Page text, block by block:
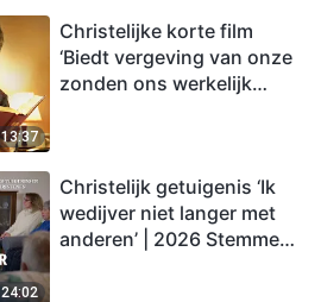
13:37
Christelijke korte film
‘Biedt vergeving van onze
zonden ons werkelijk
24:02
Christelijk getuigenis ‘Ik
wedijver niet langer met
anderen’ | 2026 Stemmen